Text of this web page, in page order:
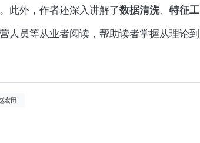
此外，作者还深入讲解了数据清洗、 特征工
人员等从业者阅读，帮助读者掌握从理论到
宏田